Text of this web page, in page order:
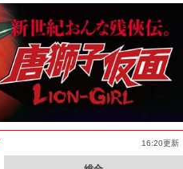
16:20更新